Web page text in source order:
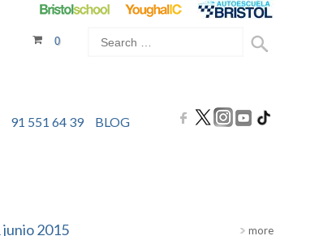
0
91 551 64 39 BLOG
junio2015 more